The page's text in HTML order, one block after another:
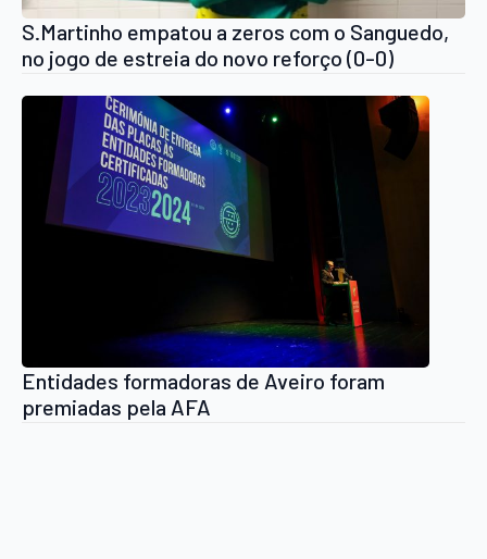
S.Martinho empatou a zeros com o Sanguedo,
no jogo de estreia do novo reforço (0-0)
Entidades formadoras de Aveiro foram
premiadas pela AFA